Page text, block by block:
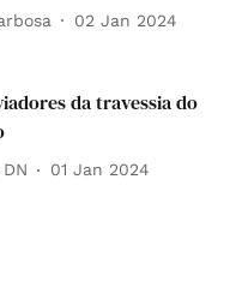
02 Jan 2024
da travessia do
01 Jan 2024